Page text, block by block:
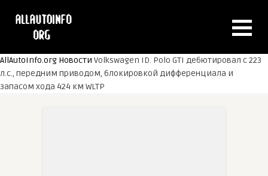
AllAutoInfo.org Новости Volkswagen ID. Polo GTI дебютировал с 223
л.с., передним приводом, блокировкой дифференциала и
запасом хода 424 км WLTP